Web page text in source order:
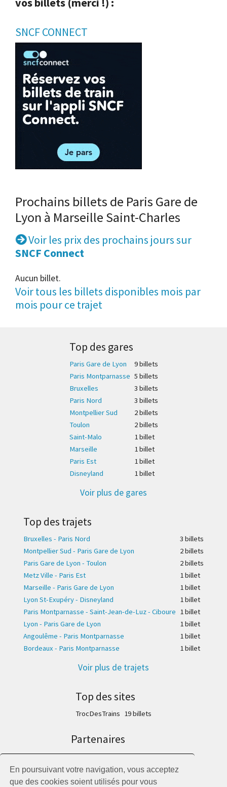
En poursuivant votre navigation, vous acceptez
que des cookies soient utilisés pour vous
SNCF CONNECT
Prochains billets de Paris Gare de
Lyon à Marseille Saint-Charles
Voir les prix des prochains jours sur
SNCF Connect
Aucun billet.
Voir tous les billets disponibles mois par
mois pour ce trajet
Top des gares
Paris Gare de Lyon 9 billets
Paris Montparnasse 5 billets
Bruxelles
3 billets
Paris Nord
3 billets
Montpellier Sud
2 billets
Toulon
2 billets
Saint-Malo
1 billet
Marseille
1 billet
Paris Est
1 billet
Disneyland
1 billet
Voir plus de gares
Top des trajets
Bruxelles - Paris Nord 3 billets
Montpellier Sud - Paris Gare de Lyon
2 billets
Paris Gare de Lyon - Toulon
2 billets
Metz Ville - Paris Est
1 billet
Marseille - Paris Gare de Lyon
1 billet
Lyon St-Exupéry - Disneyland
1 billet
Paris Montparnasse - Saint-Jean-de-Luz - Ciboure 1 billet
Lyon - Paris Gare de Lyon
1 billet
Angoulême - Paris Montparnasse
1 billet
Bordeaux - Paris Montparnasse
1 billet
Voir plus de trajets
Top des sites
TrocDesTrains 19 billets
Partenaires
Trainline
SNCF Connect
Trains Ouigo